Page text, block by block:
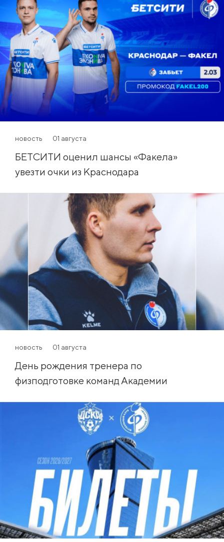
новость 01 августа
БЕТСИТИ оценил шансы «Факела»
увезти очки из Краснодара
новость 01 августа
День рождения тренера по
физподготовке команд Академии